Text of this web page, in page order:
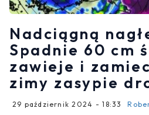
Nadciągną
Spadnie 60 cm
zawieje i
zimy zasypie
29 październik 2024 - 18:33